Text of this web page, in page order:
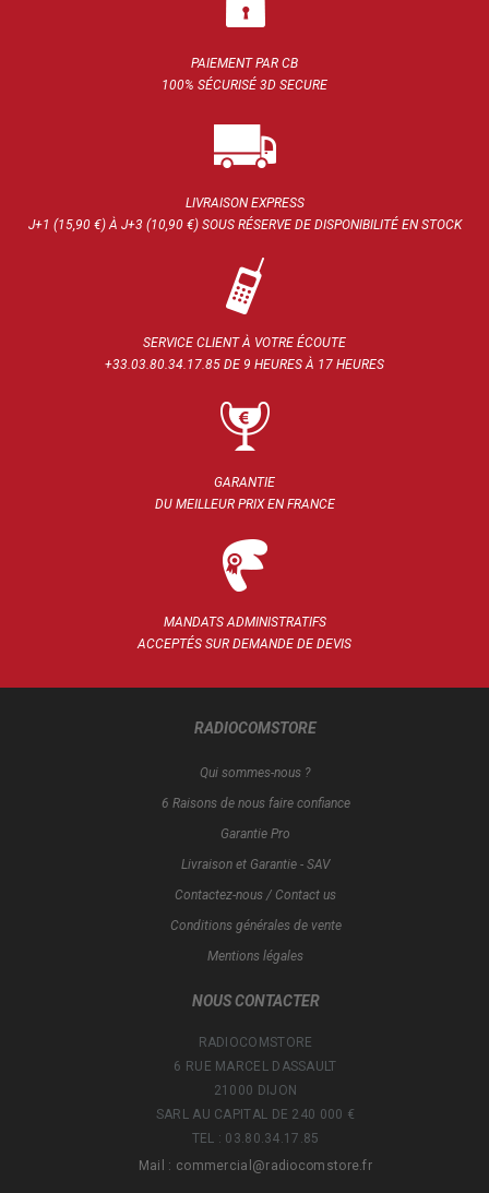
PAIEMENT PAR CB
100% SÉCURISÉ 3D SECURE
LIVRAISON EXPRESS
J+1 (15,90 €) À J+3 (10,90 €) SOUS RÉSERVE DE DISPONIBILITÉ EN STOCK
SERVICE CLIENT À VOTRE ÉCOUTE
+33.03.80.34.17.85 DE 9 HEURES À 17 HEURES
GARANTIE
DU MEILLEUR PRIX EN FRANCE
MANDATS ADMINISTRATIFS
ACCEPTÉS SUR DEMANDE DE DEVIS
RADIOCOMSTORE
Qui sommes-nous ?
6 Raisons de nous faire confiance
Garantie Pro
Livraison et Garantie - SAV
Contactez-nous / Contact us
Conditions générales de vente
Mentions légales
NOUS CONTACTER
RADIOCOMSTORE
6 RUE MARCEL DASSAULT
21000 DIJON
SARL AU CAPITAL DE 240 000 €
TEL : 03.80.34.17.85
Mail : commercial@radiocomstore.fr